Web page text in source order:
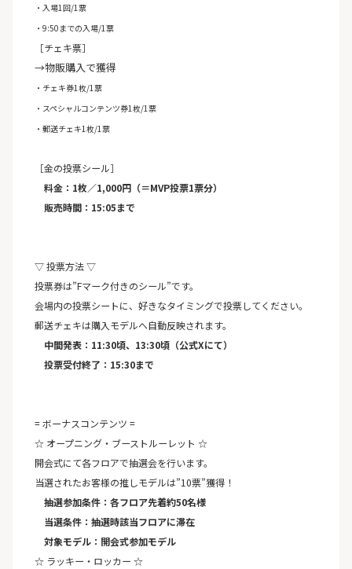
・入場1回/1票
・9:50までの入場/1票
［チェキ票］
→物販購入で獲得
・チェキ券1枚/1票
・スペシャルコンテンツ券1枚/1票
・郵送チェキ1枚/1票
［金の投票シール］
料金：1枚／1,000円（＝MVP投票1票分）
販売時間：15:05まで
▽ 投票方法 ▽
投票券は”Fマーク付きのシール”です。
会場内の投票シートに、好きなタイミングで投票してください。
郵送チェキは購入モデルへ自動反映されます。
中間発表：11:30頃、13:30頃（公式Xにて）
投票受付終了：15:30まで
= ボーナスコンテンツ =
☆ オープニング・ブーストルーレット ☆
開会式にて各フロアで抽選会を行います。
当選されたお客様の推しモデルは”10票”獲得！
抽選参加条件：各フロア先着約50名様
当選条件：抽選時該当フロアに滞在
対象モデル：開会式参加モデル
☆ ラッキー・ロッカー ☆